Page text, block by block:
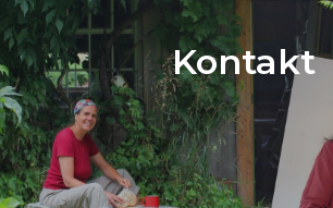
Kontakt